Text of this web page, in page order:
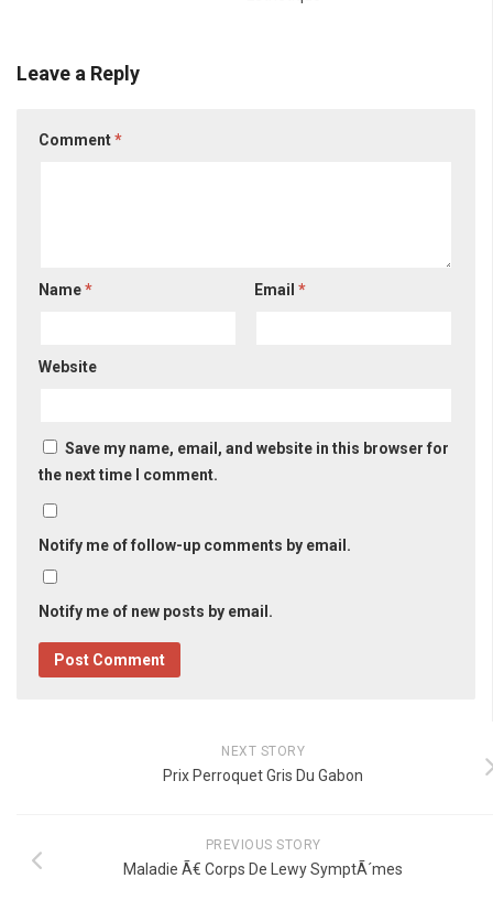
Leave a Reply
Comment*
Name* Email*
Website
Save my name, email, and website in this browser for
the next time I comment.
Notify me of follow-up comments by email.
Notify me of new posts by email.
NEXT STORY
Prix Perroquet Gris Du Gabon
PREVIOUS STORY
Maladie Ã€ Corps De Lewy SymptÃ´mes